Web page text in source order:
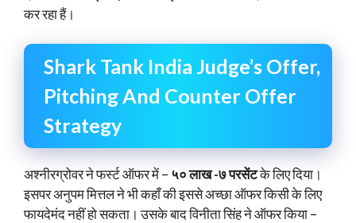
कर रहा हैं।
Shark Tank India Judge’s Offer,
Pitching And Counter Offer
Strategy
अश्नीरग्रोवर ने फर्स्ट ऑफर में – ५० लाख -७ परसेंटके लिए दिया।
इसपर अनुपम मित्तल ने भी कहाँ की इससे अच्छा ऑफर किसी के लिए
फायदेमंद नहीं हो सकता। उसके बाद विनीता सिंह ने ऑफर किया –